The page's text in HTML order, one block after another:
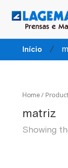
Início /
Home/
matriz
Showing